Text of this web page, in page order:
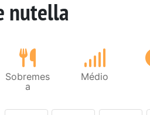
nutella
Sobremes
a
Médio